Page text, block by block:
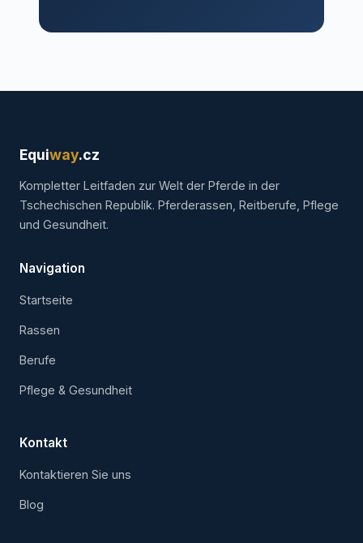
Equiway.cz
Kompletter Leitfaden zur Welt der Pferde in der
Tschechischen Republik. Pferderassen, Reitberufe, Pflege
und Gesundheit.
Navigation
Startseite
Rassen
Berufe
Pflege & Gesundheit
Kontakt
Kontaktieren Sie uns
Blog